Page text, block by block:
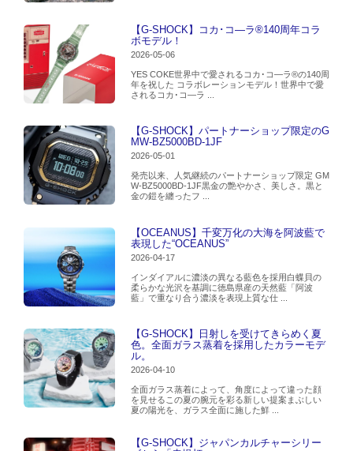
【G-SHOCK】コカ･コ―ラ®140周年コラ
ボモデル！
2026-05-06
YES COKE世界中で愛されるコカ･コ―ラ®の140周
年を祝した コラボレーションモデル！世界中で愛
されるコカ･コ―ラ ...
【G-SHOCK】パートナーショップ限定のG
MW-BZ5000BD-1JF
2026-05-01
発売以来、人気継続のパートナーショップ限定 GM
W-BZ5000BD-1JF黒金の艶やかさ、美しさ。黒と
金の鎧を纏ったフ ...
【OCEANUS】千変万化の大海を阿波藍で
表現した“OCEANUS”
2026-04-17
インダイアルに濃淡の異なる藍色を採用白蝶貝の
柔らかな光沢を基調に徳島県産の天然藍「阿波
藍」で重なり合う濃淡を表現上質な仕 ...
【G-SHOCK】日射しを受けてきらめく夏
色。全面ガラス蒸着を採用したカラーモデ
ル。
2026-04-10
全面ガラス蒸着によって、角度によって違った顔
を見せるこの夏の腕元を彩る新しい提案まぶしい
夏の陽光を、ガラス全面に施した鮮 ...
【G-SHOCK】ジャパンカルチャーシリー